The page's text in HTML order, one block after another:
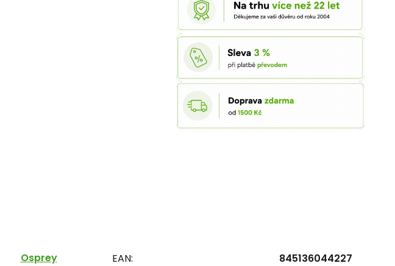
Osprey EAN: 845136044227